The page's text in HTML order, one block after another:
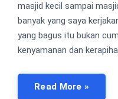
masjid kecil sampai
banyak yang saya
yang bagus itu bukan
kenyamanan dan
Read More »